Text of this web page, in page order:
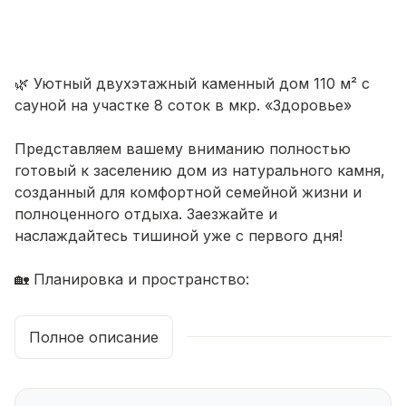
🌿 Уютный двухэтажный каменный дом 110 м² с
сауной на участке 8 соток в мкр. «Здоровье»
Представляем вашему вниманию полностью
готовый к заселению дом из натурального камня,
созданный для комфортной семейной жизни и
полноценного отдыха. Заезжайте и
наслаждайтесь тишиной уже с первого дня!
🏡 Планировка и пространство:
группа, просторный коридор и санузел.
Идеальная зона для встреч с семьёй и гостями.
ждут покой и здоровый сон.
Полное описание